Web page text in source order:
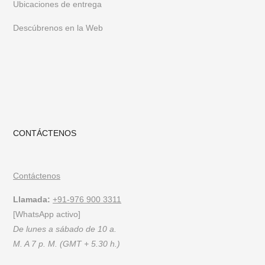
Habiendo ejecutado más de 300 proyectos a nivel mundial,
de la India que ofrece muebles altamente individualistas,
Ubicaciones de entrega
Descúbrenos en la Web
CONTÁCTENOS
Contáctenos
Llamada: +91-976 900 3311
[WhatsApp activo]
De lunes a sábado de 10 a.
M. A 7 p. M. (GMT + 5.30 h.)